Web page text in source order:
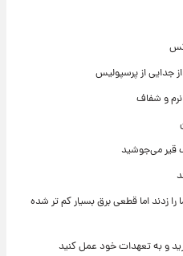
جدایی از پرسپولیس
و شفاف
قیر می‌جوشید
را زدند اما قطعی برق بسیار کم تر شده
و به تعهدات خود عمل کنید